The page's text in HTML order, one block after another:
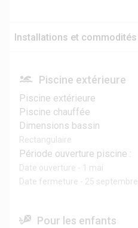
Installations et commodités
Piscine extérieure
Piscine extérieure
Piscine chauffée
Dimensions bassin
Rectangulaire
Période ouverture piscine :
Date ouverture - 1 mai
Date fermeture - 25 septembre
Pour les enfants